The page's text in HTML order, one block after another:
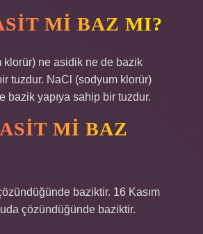
MI BAZ MI?
klorür) ne asidik ne de bazik
tuzdur. NaCl (sodyum klorür)
bazik yapıya sahip bir tuzdur.
MI BAZ
baziktir. 16 Kasım
çözündüğünde baziktir.